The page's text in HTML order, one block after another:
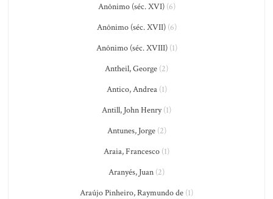
Anônimo (séc. XVI)(6)
Anônimo (séc. XVII)(6)
Anônimo (séc. XVIII)(1)
Antheil, George (2)
Antico, Andrea(1)
Antill, John Henry(1)
Antunes, Jorge(2)
Araia, Francesco (1)
Aranyés, Juan (2)
Araújo Pinheiro, Raymundo de (1)